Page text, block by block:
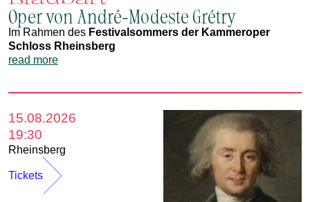
Oper von André-Modeste Grétry
Im Rahmen des Festivalsommers der Kammeroper
Schloss Rheinsberg
read more
15.08.2026
19:30
Rheinsberg
Tickets